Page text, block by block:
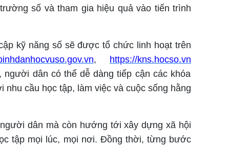
số và tham gia hiệu quả vào tiến trình
kỹ năng số sẽ được tổ chức linh hoạt trên
, https://kns.hocso.vn
người dân có thể dễ dàng tiếp cận các khóa
cầu học tập, làm việc và cuộc sống hằng
dân mà còn hướng tới xây dựng xã hội
tập mọi lúc, mọi nơi. Đồng thời, từng bước